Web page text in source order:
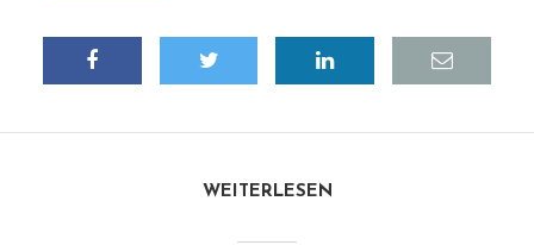
WEITERLESEN